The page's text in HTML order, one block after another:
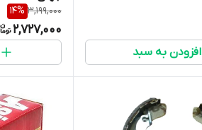
افزودن به سبد
3,199,000
14%
2,727,000